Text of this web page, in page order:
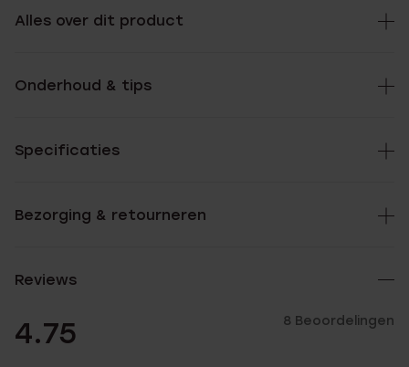
Alles over dit product
Onderhoud & tips
Specificaties
Bezorging & retourneren
Reviews
4.75 8 Beoordelingen